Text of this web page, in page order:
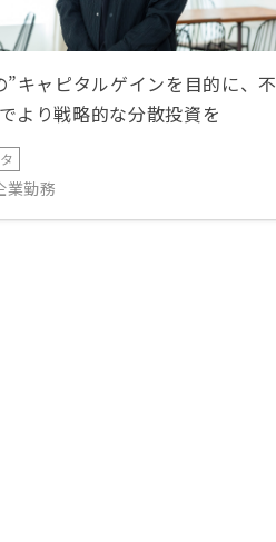
”キャピタルゲインを目的に、不
より戦略的な分散投資を
業勤務